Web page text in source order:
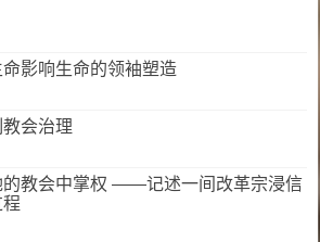
影响生命的领袖塑造
会治理
的教会中掌权 ——记述一间改革宗浸信